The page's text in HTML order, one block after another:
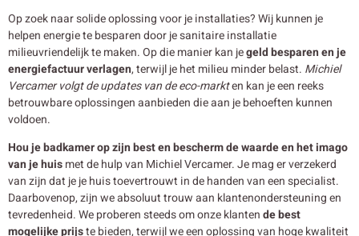
Op zoek naar solide oplossing voor je installaties? Wij kunnen je
helpen energie te besparen door je sanitaire installatie
milieuvriendelijk te maken. Op die manier kan jegeld besparen en je
energiefactuur verlagen, terwijl je het milieu minder belast. Michiel
Vercamer volgt de updates van de eco-markten kan je een reeks
betrouwbare oplossingen aanbieden die aan je behoeften kunnen
voldoen.
Hou je badkamer op zijn best en bescherm de waarde en het imago
van je huismet de hulp van Michiel Vercamer. Je mag er verzekerd
van zijn dat je je huis toevertrouwt in de handen van een specialist.
Daarbovenop, zijn we absoluut trouw aan klantenondersteuning en
tevredenheid. We proberen steeds om onze klantende best
mogelijke prijste bieden, terwijl we een oplossing van hoge kwaliteit